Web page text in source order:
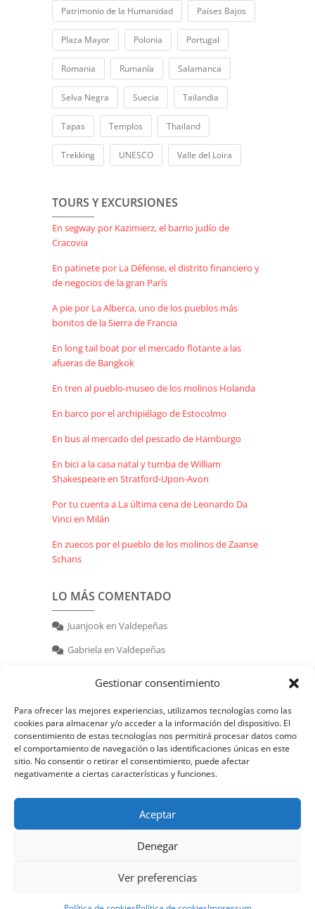
Gestionar consentimiento
Para ofrecer las mejores experiencias, utilizamos tecnologías como las
cookies para almacenar y/o acceder a la información del dispositivo. El
consentimiento de estas tecnologías nos permitirá procesar datos como
el comportamiento de navegación o las identificaciones únicas en este
sitio. No consentir o retirar el consentimiento, puede afectar
negativamente a ciertas características y funciones.
Aceptar
Denegar
Ver preferencias
Patrimonio de la Humanidad Países Bajos
Plaza Mayor Polonia Portugal
Romania Rumanía Salamanca
Selva Negra Suecia Tailandia
Tapas Templos Thailand
Trekking UNESCO Valle del Loira
TOURS Y EXCURSIONES
En segway por Kazimierz, el barrio judío de
Cracovia
En patinete por La Défense, el distrito financiero y
de negocios de la gran París
A pie por La Alberca, uno de los pueblos más
bonitos de la Sierra de Francia
En long tail boat por el mercado flotante a las
afueras de Bangkok
En tren al pueblo-museo de los molinos Holanda
En barco por el archipiélago de Estocolmo
En bus al mercado del pescado de Hamburgo
En bici a la casa natal y tumba de William
Shakespeare en Stratford-Upon-Avon
Por tu cuenta a La última cena de Leonardo Da
Vinci en Milán
En zuecos por el pueblo de los molinos de Zaanse
Schans
LO MÁS COMENTADO
Juanjooken Valdepeñas
Gabriela en Valdepeñas